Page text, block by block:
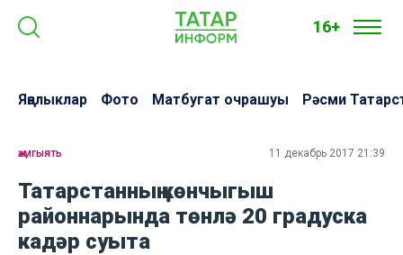
16+
Яңалыклар Фото Матбугат очрашуы Рәсми
җәмгыять 11 декабрь 2017 21:39
Татарстанның көнчыгыш
районнарында төнлә 20 градуска
кадәр суыта